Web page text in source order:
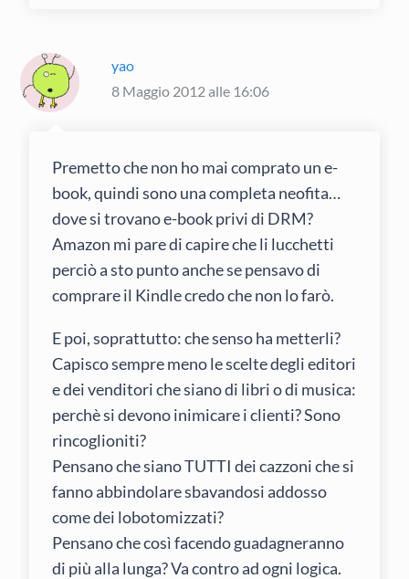
yao
8 Maggio 2012 alle 16:06
Premetto che non ho mai comprato un e-
book, quindi sono una completa neofita…
dove si trovano e-book privi di DRM?
Amazon mi pare di capire che li lucchetti
perciò a sto punto anche se pensavo di
comprare il Kindle credo che non lo farò.
E poi, soprattutto: che senso ha metterli?
Capisco sempre meno le scelte degli editori
e dei venditori che siano di libri o di musica:
perchè si devono inimicare i clienti? Sono
rincoglioniti?
Pensano che siano TUTTI dei cazzoni che si
fanno abbindolare sbavandosi addosso
come dei lobotomizzati?
Pensano che così facendo guadagneranno
di più alla lunga? Va contro ad ogni logica.